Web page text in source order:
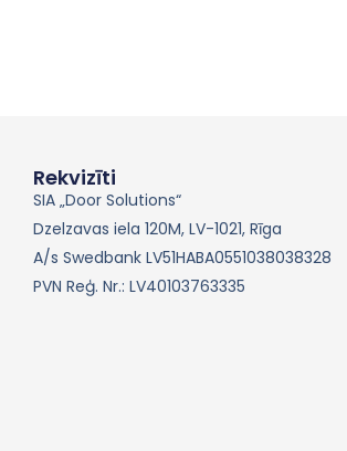
Rekvizīti
SIA „Door Solutions“
Dzelzavas iela 120M, LV-1021, Rīga
A/s Swedbank LV51HABA0551038038328
PVN Reģ. Nr.: LV40103763335